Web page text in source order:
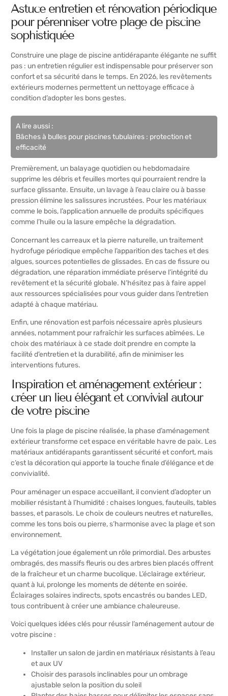
Astuce entretien et rénovation périodique
pour pérenniser votre plage de piscine
sophistiquée
Construire une plage de piscine antidérapante élégante ne suffit
pas : un entretien régulier est indispensable pour préserver son
confort et sa sécurité dans le temps. En 2026, les revêtements
extérieurs modernes permettent un nettoyage efficace à
condition d’adopter les bons gestes.
A lire aussi :
Bâches à bulles pour piscines tubulaires : protection et
efficacité
Premièrement, un balayage quotidien ou hebdomadaire
supprime les débris et feuilles mortes qui pourraient rendre la
surface glissante. Ensuite, un lavage à l’eau claire ou à basse
pression élimine les salissures incrustées. Pour les matériaux
comme le bois, l’application annuelle de produits spécifiques
comme l’huile ou la lasure empêche la dégradation.
Concernant les carreaux et la pierre naturelle, un traitement
hydrofuge périodique empêche l’apparition des taches et des
algues, sources potentielles de glissades. En cas de fissure ou
dégradation, une réparation immédiate préserve l’intégrité du
revêtement et la sécurité globale. N’hésitez pas à faire appel
aux ressources spécialisées pour vous guider dans l’entretien
adapté à chaque matériau.
Enfin, une rénovation est parfois nécessaire après plusieurs
années, notamment pour rafraîchir les surfaces abîmées. Le
choix des matériaux à ce stade doit prendre en compte la
facilité d’entretien et la durabilité, afin de minimiser les
interventions futures.
Inspiration et aménagement extérieur :
créer un lieu élégant et convivial autour
de votre piscine
Une fois la plage de piscine réalisée, la phase d’aménagement
extérieur transforme cet espace en véritable havre de paix. Les
matériaux antidérapants garantissent sécurité et confort, mais
c’est la décoration qui apporte la touche finale d’élégance et de
convivialité.
Pour aménager un espace accueillant, il convient d’adopter un
mobilier résistant à l’humidité : chaises longues, fauteuils, tables
basses, et parasols. Le choix de couleurs neutres et naturelles,
comme les tons bois ou pierre, s’harmonise avec la plage et son
environnement.
La végétation joue également un rôle primordial. Des arbustes
ombragés, des massifs fleuris ou des arbres bien placés offrent
de la fraîcheur et un charme bucolique. L’éclairage extérieur,
quant à lui, prolonge les moments de détente en soirée.
Éclairages solaires indirects, spots encastrés ou bandes LED,
tous contribuent à créer une ambiance chaleureuse.
Voici quelques idées clés pour réussir l’aménagement autour de
votre piscine :
Installer un salon de jardin en matériaux résistants à l’eau
et aux UV
Choisir des parasols inclinables pour un ombrage
ajustable selon la position du soleil